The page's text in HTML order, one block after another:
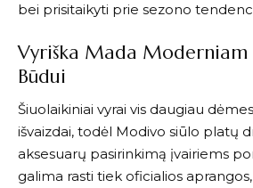
bei prisitaikyti prie sezono
Vyriška Mada Moderniam
Būdui
Šiuolaikiniai vyrai vis daugiau
išvaizdai, todėl Modivo siūlo platų
aksesuarų pasirinkimą įvairiems
galima rasti tiek oficialios